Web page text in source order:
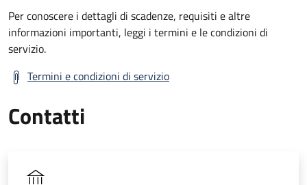
Per conoscere i dettagli di scadenze, requisiti e altre
informazioni importanti, leggi i termini e le condizioni di
servizio.
Termini e condizioni di servizio
Contatti